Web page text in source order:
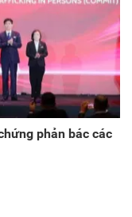
phản bác các